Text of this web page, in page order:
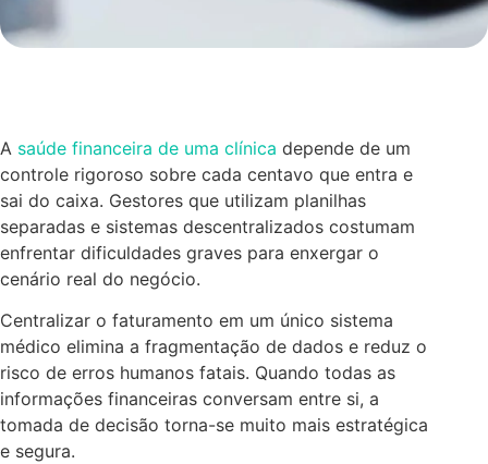
A saúde financeira de uma clínica depende de um
controle rigoroso sobre cada centavo que entra e
sai do caixa. Gestores que utilizam planilhas
separadas e sistemas descentralizados costumam
enfrentar dificuldades graves para enxergar o
cenário real do negócio.
Centralizar o faturamento em um único sistema
médico elimina a fragmentação de dados e reduz o
risco de erros humanos fatais. Quando todas as
informações financeiras conversam entre si, a
tomada de decisão torna-se muito mais estratégica
e segura.